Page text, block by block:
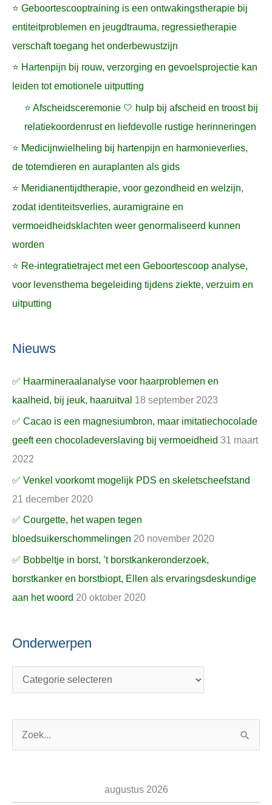
⭐ Geboortescooptraining is een ontwakingstherapie bij
entiteitproblemen en jeugdtrauma, regressietherapie
verschaft toegang het onderbewustzijn
⭐ Hartenpijn bij rouw, verzorging en gevoelsprojectie kan
leiden tot emotionele uitputting
⭐ Afscheidsceremonie 🤍 hulp bij afscheid en troost bij
relatiekoordenrust en liefdevolle rustige herinneringen
⭐ Medicijnwielheling bij hartenpijn en harmonieverlies,
de totemdieren en auraplanten als gids
⭐ Meridianentijdtherapie, voor gezondheid en welzijn,
zodat identiteitsverlies, auramigraine en
vermoeidheidsklachten weer genormaliseerd kunnen
worden
⭐ Re-integratietraject met een Geboortescoop analyse,
voor levensthema begeleiding tijdens ziekte, verzuim en
uitputting
Nieuws
✅ Haarmineraalanalyse voor haarproblemen en
kaalheid, bij jeuk, haaruitval 18 september 2023
✅ Cacao is een magnesiumbron, maar imitatiechocolade
geeft een chocoladeverslaving bij vermoeidheid 31 maart
2022
✅ Venkel voorkomt mogelijk PDS en skeletscheefstand
21 december 2020
✅ Courgette, het wapen tegen
bloedsuikerschommelingen 20 november 2020
✅ Bobbeltje in borst, ’t borstkankeronderzoek,
borstkanker en borstbiopt, Ellen als ervaringsdeskundige
aan het woord 20 oktober 2020
Onderwerpen
augustus 2026